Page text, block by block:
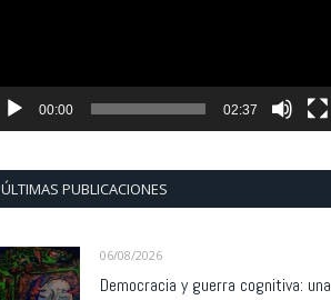
00:00 02:37
ÚLTIMAS PUBLICACIONES
06/08/2026
Democracia y guerra cognitiva: una